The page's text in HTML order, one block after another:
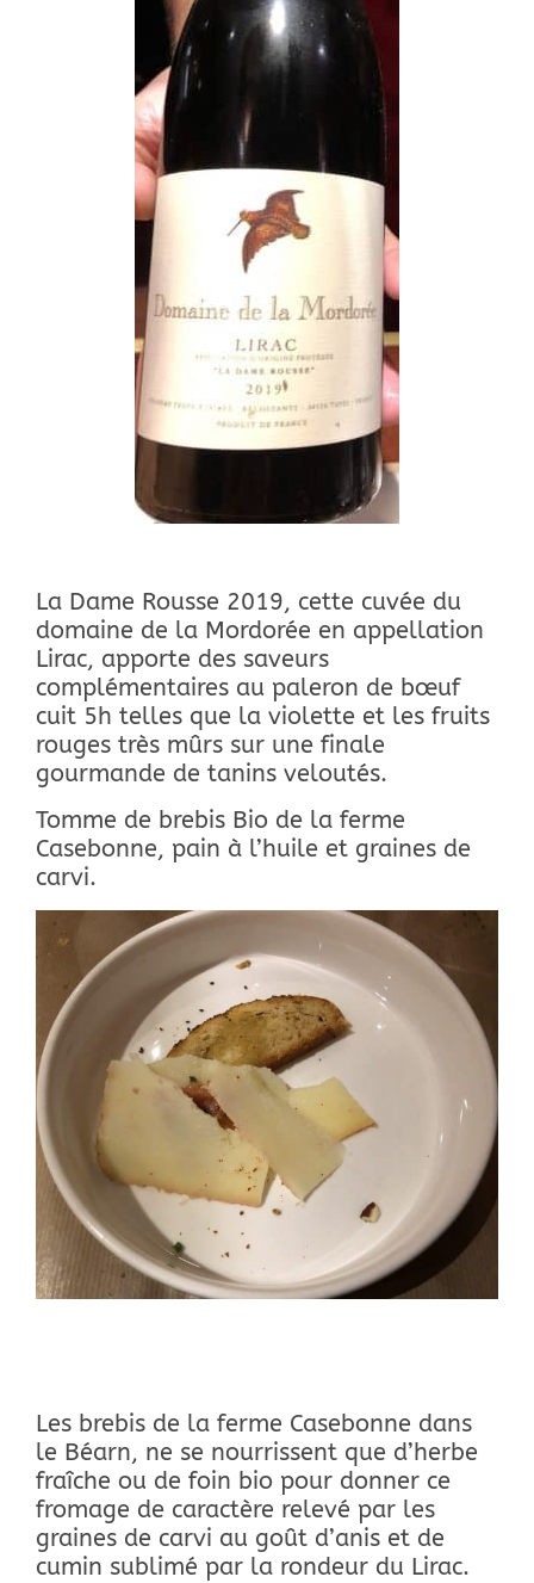
La Dame Rousse 2019, cette cuvée du
domaine de la Mordorée en appellation
Lirac, apporte des saveurs
complémentaires au paleron de bœuf
cuit 5h telles que la violette et les fruits
rouges très mûrs sur une finale
gourmande de tanins veloutés.
Tomme de brebis Bio de la ferme
Casebonne, pain à l’huile et graines de
carvi.
Les brebis de la ferme Casebonne dans
le Béarn, ne se nourrissent que d’herbe
fraîche ou de foin bio pour donner ce
fromage de caractère relevé par les
graines de carvi au goût d’anis et de
cumin sublimé par la rondeur du Lirac.